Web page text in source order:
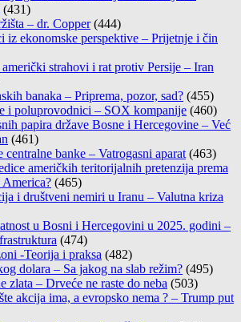
(431)
– dr. Copper (444)
iz ekonomske perspektive – Prijetnje i čin
strahovi i rat protiv Persije – Iran
banaka – Priprema, pozor, sad? (455)
i poluprovodnici – SOX kompanije (460)
papira države Bosne i Hercegovine – Već
(461)
banke – Vatrogasni aparat (463)
američkih teritorijalnih pretenzija prema
(465)
i društveni nemiri u Iranu – Valutna kriza
u Bosni i Hercegovini u 2025. godini –
(474)
-Teorija i praksa (482)
dolara – Sa jakog na slab režim? (495)
zlata – Drveće ne raste do neba (503)
akcija ima, a evropsko nema ? – Trump put